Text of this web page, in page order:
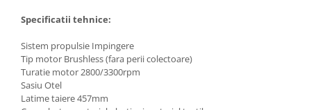
Freze de zapada
Despicatoare busteni
Ingrijire gazon
Specificatii tehnice:
Sistem propulsie Impingere
Tip motor Brushless (fara perii colectoare)
Turatie motor 2800/3300rpm
Sasiu Otel
Latime taiere 457mm